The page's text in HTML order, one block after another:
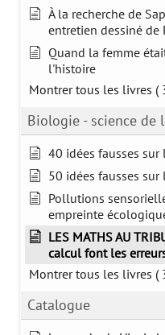
À la recherche de
entretien dessiné de
Quand la femme
l'histoire
Montrer tous les livres (
Biologie - science de
40 idées fausses sur
50 idées fausses sur
Pollutions
empreinte
LES MATHS AU
calcul font les
Montrer tous les livres (
Catalogue